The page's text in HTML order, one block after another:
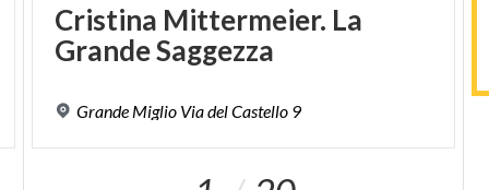
Cristina Mittermeier. La
GrandeSaggezza
Grande Miglio ViadelCastello 9